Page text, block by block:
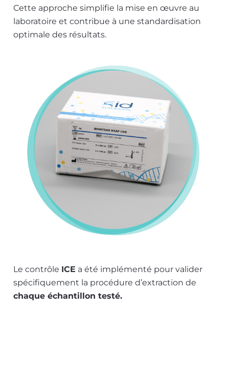
Cette approche simplifie la mise en œuvre au
laboratoire et contribue à une standardisation
optimale des résultats.
Le contrôle ICE a été implémenté pour valider
spécifiquement la procédure d’extraction de
chaque échantillon testé.